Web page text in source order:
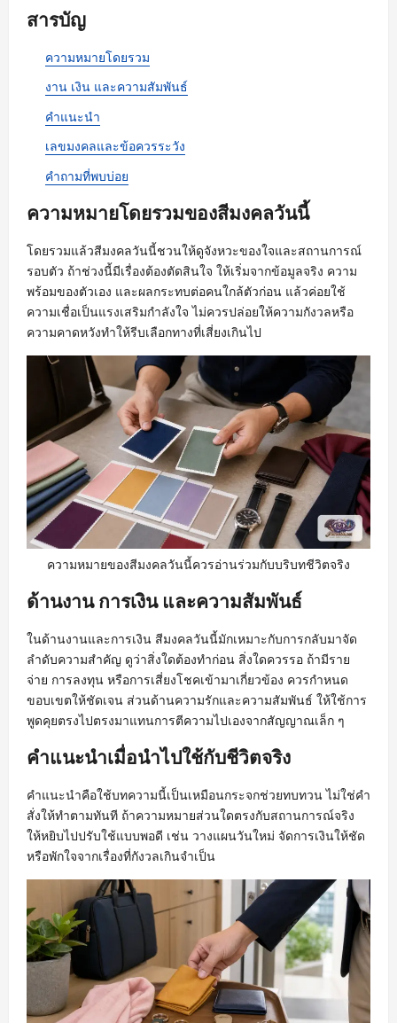
สารบัญ
ความหมายโดยรวม
งาน เงิน และความสัมพันธ์
คำแนะนำ
เลขมงคลและข้อควรระวัง
คำถามที่พบบ่อย
ความหมายโดยรวมของสีมงคลวันนี้
โดยรวมแล้วสีมงคลวันนี้ชวนให้ดูจังหวะของใจและสถานการณ์
รอบตัว ถ้าช่วงนี้มีเรื่องต้องตัดสินใจ ให้เริ่มจากข้อมูลจริง ความ
พร้อมของตัวเอง และผลกระทบต่อคนใกล้ตัวก่อน แล้วค่อยใช้
ความเชื่อเป็นแรงเสริมกำลังใจ ไม่ควรปล่อยให้ความกังวลหรือ
ความคาดหวังทำให้รีบเลือกทางที่เสี่ยงเกินไป
ความหมายของสีมงคลวันนี้ควรอ่านร่วมกับบริบทชีวิตจริง
ด้านงาน การเงิน และความสัมพันธ์
ในด้านงานและการเงิน สีมงคลวันนี้มักเหมาะกับการกลับมาจัด
ลำดับความสำคัญ ดูว่าสิ่งใดต้องทำก่อน สิ่งใดควรรอ ถ้ามีราย
จ่าย การลงทุน หรือการเสี่ยงโชคเข้ามาเกี่ยวข้อง ควรกำหนด
ขอบเขตให้ชัดเจน ส่วนด้านความรักและความสัมพันธ์ ให้ใช้การ
พูดคุยตรงไปตรงมาแทนการตีความไปเองจากสัญญาณเล็ก ๆ
คำแนะนำเมื่อนำไปใช้กับชีวิตจริง
คำแนะนำคือใช้บทความนี้เป็นเหมือนกระจกช่วยทบทวน ไม่ใช่คำ
สั่งให้ทำตามทันที ถ้าความหมายส่วนใดตรงกับสถานการณ์จริง
ให้หยิบไปปรับใช้แบบพอดี เช่น วางแผนวันใหม่ จัดการเงินให้ชัด
หรือพักใจจากเรื่องที่กังวลเกินจำเป็น